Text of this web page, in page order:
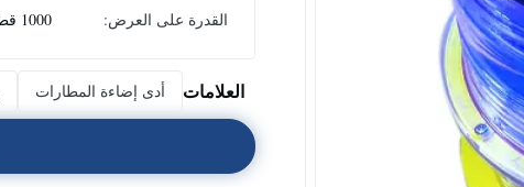
القدرة على العرض: 1000 قطعة شهريا
العلامات أدى إضاءة المطارات